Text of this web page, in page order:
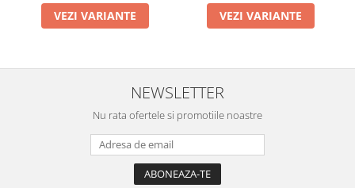
VEZI VARIANTE VEZI VARIANTE
NEWSLETTER
Nu rata ofertele si promotiile noastre